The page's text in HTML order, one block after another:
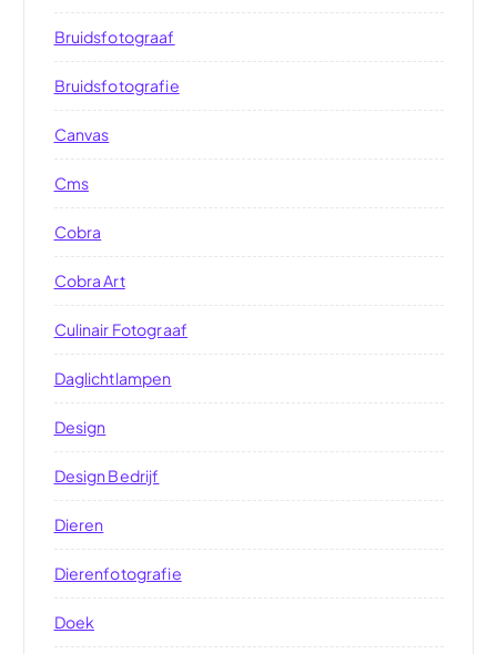
Bruidsfotograaf
Bruidsfotografie
Canvas
Cms
Cobra
Cobra Art
Culinair Fotograaf
Daglichtlampen
Design
Design Bedrijf
Dieren
Dierenfotografie
Doek